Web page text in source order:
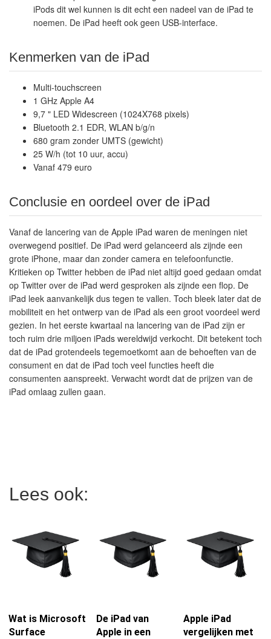
iPods dit wel kunnen is dit echt een nadeel van de iPad te
noemen. De iPad heeft ook geen USB-interface.
Kenmerken van de iPad
Multi-touchscreen
1 GHz Apple A4
9,7 " LED Widescreen (1024X768 pixels)
Bluetooth 2.1 EDR, WLAN b/g/n
680 gram zonder UMTS (gewicht)
25 W/h (tot 10 uur, accu)
Vanaf 479 euro
Conclusie en oordeel over de iPad
Vanaf de lancering van de Apple iPad waren de meningen niet
overwegend positief. De iPad werd gelanceerd als zijnde een
grote iPhone, maar dan zonder camera en telefoonfunctie.
Kritieken op Twitter hebben de iPad niet altijd goed gedaan omdat
op Twitter over de iPad werd gesproken als zijnde een flop. De
iPad leek aanvankelijk dus tegen te vallen. Toch bleek later dat de
mobiliteit en het ontwerp van de iPad als een groot voordeel werd
gezien. In het eerste kwartaal na lancering van de iPad zijn er
toch ruim drie miljoen iPads wereldwijd verkocht. Dit betekent toch
dat de iPad grotendeels tegemoetkomt aan de behoeften van de
consument en dat de iPad toch veel functies heeft die
consumenten aanspreekt. Verwacht wordt dat de prijzen van de
iPad omlaag zullen gaan.
Lees ook:
Wat is Microsoft
Surface
De iPad van
Apple in een
Apple iPad
vergelijken met